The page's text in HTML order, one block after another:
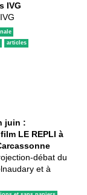
IVG
articles
juin :
LE REPLI à
débat du
et à